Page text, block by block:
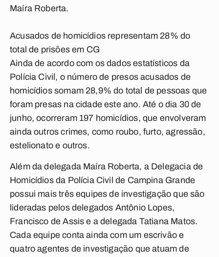
Maíra Roberta.
Acusados de homicídios representam 28% do
total de prisões em CG
Ainda de acordo com os dados estatísticos da
Polícia Civil, o número de presos acusados de
homicídios somam 28,9% do total de pessoas que
foram presas na cidade este ano. Até o dia 30 de
junho, ocorreram 197 homicídios, que envolveram
ainda outros crimes, como roubo, furto, agressão,
estelionato e outros.
Além da delegada Maíra Roberta, a Delegacia de
Homicídios da Polícia Civil de Campina Grande
possui mais três equipes de investigação que são
lideradas pelos delegados Antônio Lopes,
Francisco de Assis e a delegada Tatiana Matos.
Cada equipe conta ainda com um escrivão e
quatro agentes de investigação que atuam de